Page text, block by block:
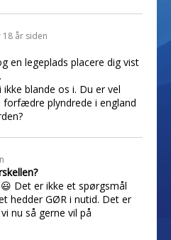
år siden
en legeplads placere dig vist
blande os i. Du er vel
plyndrede i england
Det er ikke et spørgsmål
hedder GØR i nutid. Det er
nu så gerne vil på